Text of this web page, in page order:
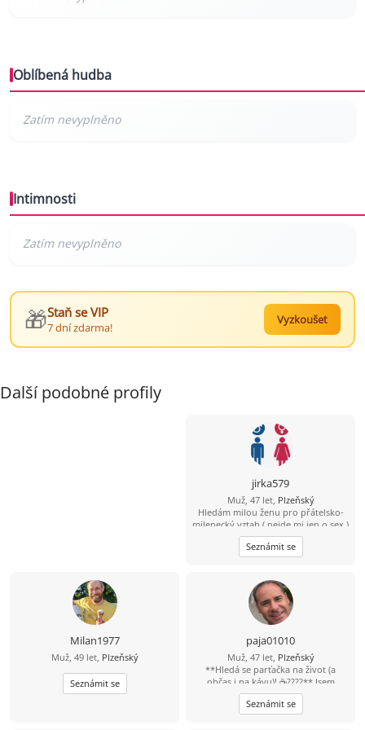
Oblíbená hudba
Intimnosti
🎁Staň se VIP
7 dní zdarma!
Vyzkoušet
Další podobné profily
jirka579
Muž, 47 let, Plzeňský
Hledám milou ženu pro přátelsko-
milenecký vztah ( nejde mi jen o sex )
bez narušení soukromí, mám rodinu
a nechci opustit děti . Prostě
potřebuji utéct od stereotypu
Seznámit se
Milan1977
Muž, 49 let, Plzeňský
Seznámit se
paja01010
Muž, 47 let, Plzeňský
**Hledá se parťačka na život (a
občas i na kávu)! ☕????** Jsem
aktivní chlap, kterého jen tak něco
nezastaví. Rád sportuju, cestuju,
objevuju nová místa a zážitky. Jsem
Seznámit se